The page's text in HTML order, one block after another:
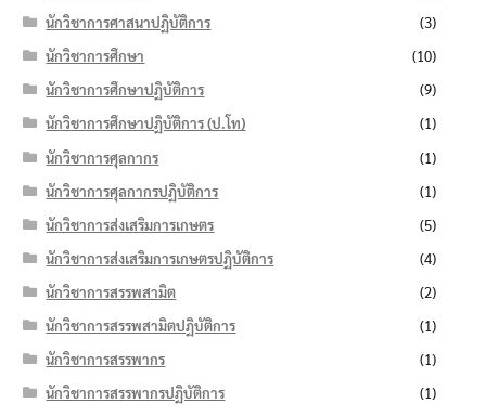
นักวิชาการศาสนาปฏิบัติการ
(3)
นักวิชาการศึกษา
(10)
นักวิชาการศึกษาปฏิบัติการ
(9)
นักวิชาการศึกษาปฏิบัติการ (ป.โท)
(1)
นักวิชาการศุลกากร
(1)
นักวิชาการศุลกากรปฏิบัติการ
(1)
นักวิชาการส่งเสริมการเกษตร
(5)
นักวิชาการส่งเสริมการเกษตรปฏิบัติการ
(4)
นักวิชาการสรรพสามิต
(2)
นักวิชาการสรรพสามิตปฏิบัติการ
(1)
นักวิชาการสรรพากร
(1)
นักวิชาการสรรพากรปฏิบัติการ
(1)